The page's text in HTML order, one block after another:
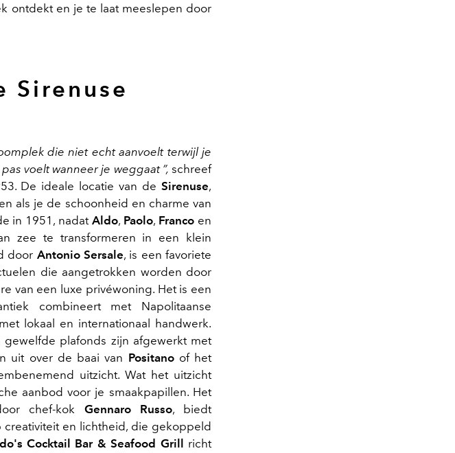
ontdekt en je te laat meeslepen door
Sirenuse
die niet echt aanvoelt terwijl je
voelt wanneer je weggaat ”, schreef
De ideale locatie van deSirenuse,
als je de schoonheid en charme van
in 1951, nadatAldo, Paolo, Franco en
zee te transformeren in een klein
door Antonio Sersale, is een favoriete
die aangetrokken worden door
van een luxe privéwoning. Het is een
combineert met Napolitaanse
lokaal en internationaal handwerk.
plafonds zijn afgewerkt met
uit over de baai van Positanoof het
uitzicht. Wat het uitzicht
aanbod voor je smaakpapillen. Het
chef-kok Gennaro Russo, biedt
en lichtheid, die gekoppeld
Cocktail Bar & Seafood Grill
richt